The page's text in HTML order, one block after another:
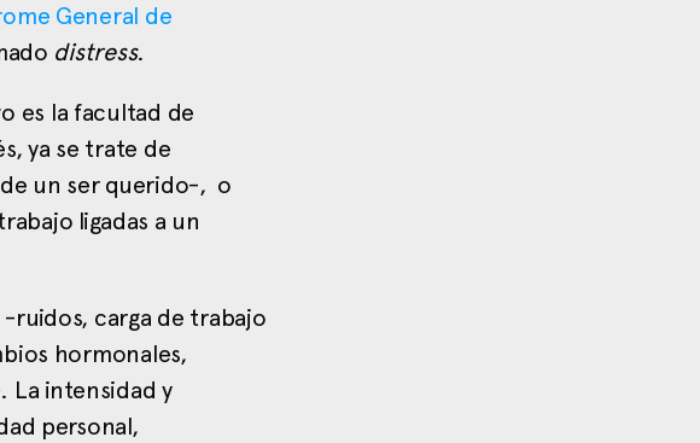
General de
distress.
es la facultad de
ya se trate de
un ser querido-, o
ligadas a un
carga de trabajo
hormonales,
La intensidad y
personal,